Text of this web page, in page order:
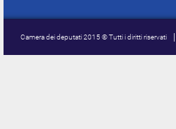
Camera dei deputati 2015 © Tutti i diritti riservati